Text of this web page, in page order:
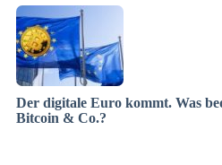
Der digitale Euro kommt. Was
Bitcoin & Co.?